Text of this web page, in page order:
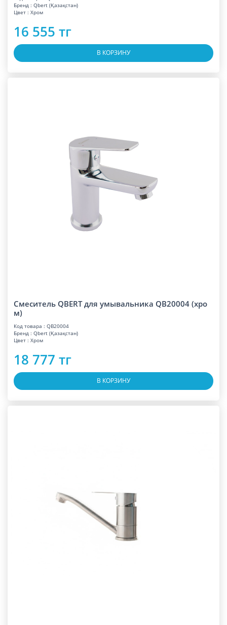
Бренд : Qbert (Қазақстан)
Цвет : Хром
16 555 тг
В КОРЗИНУ
Смеситель QBERT для умывальника QB20004 (хро
м)
Код товара : QB20004
Бренд : Qbert (Қазақстан)
Цвет : Хром
18 777 тг
В КОРЗИНУ